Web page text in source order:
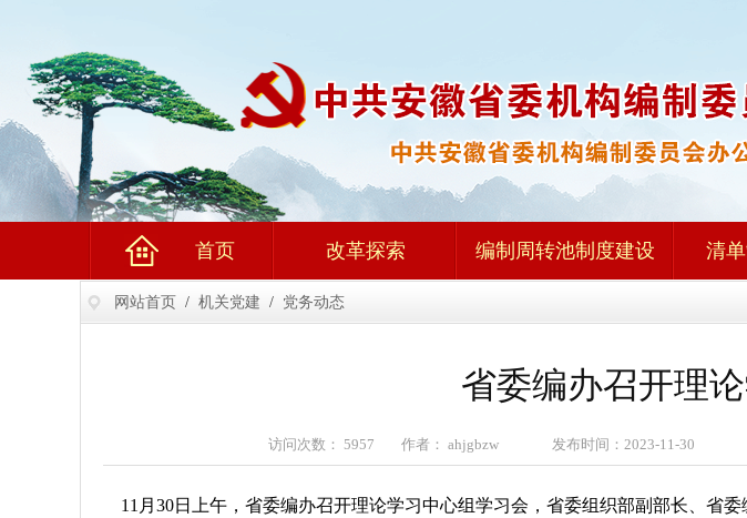
首页 改革探索 编制周转池制度建设 清
网站首页 / 机关党建 / 党务动态
省委编办召开理
访问次数： 5957 作者： ahjgbzw 发布时间：2023-11-30
11月30日上午，省委编办召开理论学习中心组学习会，省委组织部副部长、省